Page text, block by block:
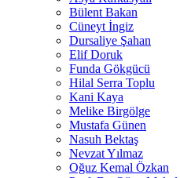
Bülent Bakan
Cüneyt İngiz
Dursaliye Şahan
Elif Doruk
Funda Gökgücü
Hilal Serra Toplu
Kani Kaya
Melike Birgölge
Mustafa Günen
Nasuh Bektaş
Nevzat Yılmaz
Oğuz Kemal Özkan